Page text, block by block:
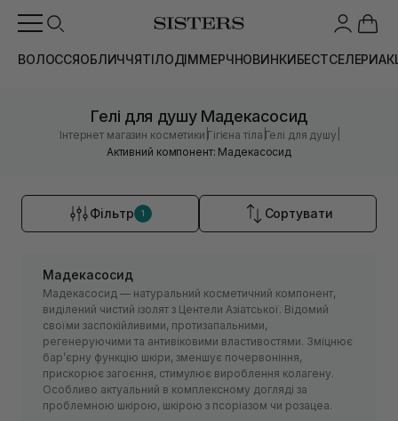
ВОЛОССЯОБЛИЧЧЯТІЛОДІММЕРЧНОВИНКИБЕСТСЕЛЕРИ
Гелі для душу Мадекасосид
Інтернет магазин косметики |Гігієна тіла |Гелі для душу
Активний компонент: Мадекасосид
Фільтр 1 Сортувати
Мадекасосид
Мадекасосид — натуральний косметичний компонент,
виділений чистий ізолят з Центели Азіатської. Відомий
своїми заспокійливими, протизапальними,
регенеруючими та антивіковими властивостями. Зміцнює
барʼєрну функцію шкіри, зменшує почервоніння,
прискорює загоєння, стимулює вироблення колагену.
Особливо актуальний в комплексному догляді за
проблемною шкірою, шкірою з псоріазом чи розацеа.